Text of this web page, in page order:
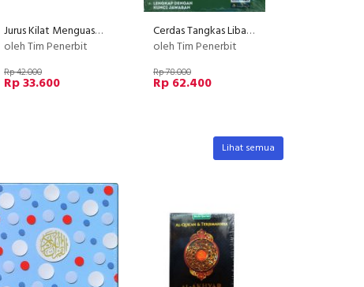
Jurus Kilat Menguasai Sastra Indonesia
oleh Tim Penerbit
Rp 42.000
Rp 33.600
Cerdas Tangkas Libas UN SMK 2017
oleh Tim Penerbit
Rp 78.000
Rp 62.400
Lihat semua